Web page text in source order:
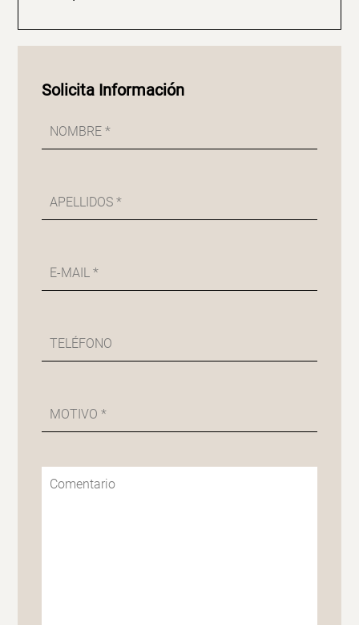
Solicita Información